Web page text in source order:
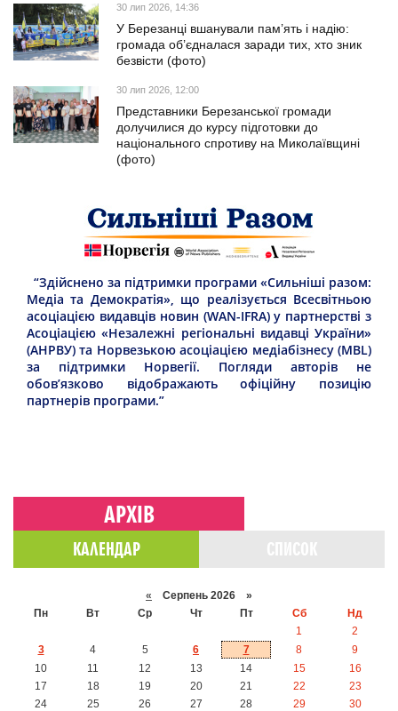
30 лип 2026, 14:36
У Березанці вшанували пам’ять і надію:
громада об’єдналася заради тих, хто зник
безвісти (фото)
30 лип 2026, 12:00
Представники Березанської громади
долучилися до курсу підготовки до
національного спротиву на Миколаївщині
(фото)
“Здійснено за підтримки програми «Сильніші разом:
Медіа та Демократія», що реалізується Всесвітньою
асоціацією видавців новин (WAN-IFRA) у партнерстві з
Асоціацією «Незалежні регіональні видавці України»
(АНРВУ) та Норвезькою асоціацією медіабізнесу (MBL)
за підтримки Норвегії. Погляди авторів не
обов’язково відображають офіційну позицію
партнерів програми.”
АРХІВ
КАЛЕНДАР
« Серпень 2026 »
Пн
Вт Ср Чт Пт Сб
Нд
1
2
3
4 5 6 7 8
9
10
11 12 13 14 15
16
17
18 19 20 21 22
23
24
25 26 27 28 29
30